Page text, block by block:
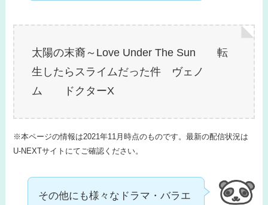
太陽の末裔～Love Under The Sun 転
生したらスライムだった件 ヴェノ
ム ドクターX
※本ページの情報は2021年11月時点のものです。最新の配信状況は
U-NEXTサイトにてご確認ください。
その他にも様々なドラマ・バラエ